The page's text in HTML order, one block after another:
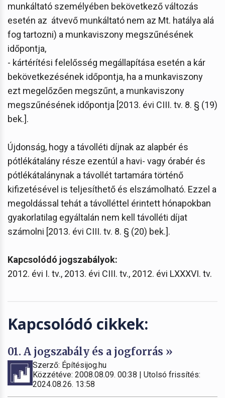
munkáltató személyében bekövetkező változás
esetén az átvevő munkáltató nem az Mt. hatálya alá
fog tartozni) a munkaviszony megszűnésének
időpontja,
- kártérítési felelősség megállapítása esetén a kár
bekövetkezésének időpontja, ha a munkaviszony
ezt megelőzően megszűnt, a munkaviszony
megszűnésének időpontja [2013. évi CIII. tv. 8. § (19)
bek.].
Újdonság, hogy a távolléti díjnak az alapbér és
pótlékátalány része ezentúl a havi- vagy órabér és
pótlékátalánynak a távollét tartamára történő
kifizetésével is teljesíthető és elszámolható. Ezzel a
megoldással tehát a távolléttel érintett hónapokban
gyakorlatilag egyáltalán nem kell távolléti díjat
számolni [2013. évi CIII. tv. 8. § (20) bek.].
Kapcsolódó jogszabályok:
2012. évi I. tv., 2013. évi CIII. tv., 2012. évi LXXXVI. tv.
Kapcsolódó cikkek:
01. A jogszabály és a jogforrás »
Szerző: Építésijog.hu
Közzétéve: 2008.08.09. 00:38 | Utolsó frissítés:
2024.08.26. 13:58